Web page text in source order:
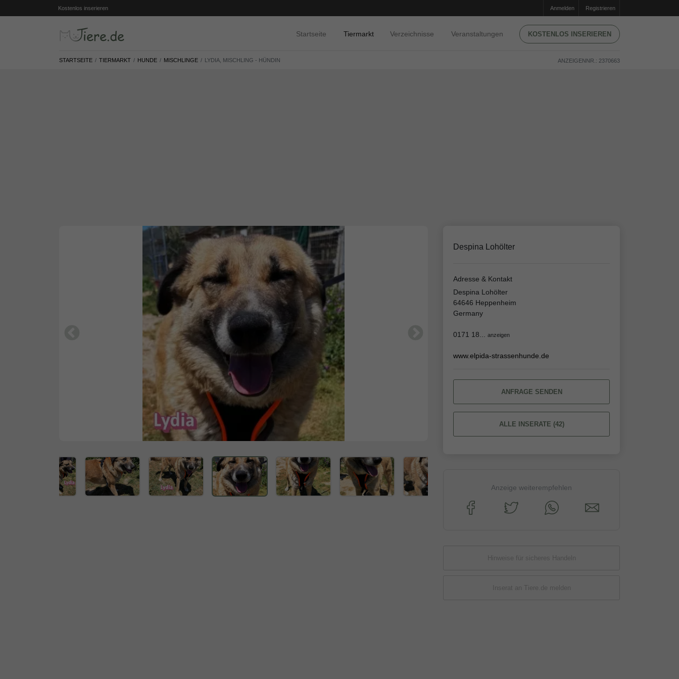
Kostenlos inserieren Anmelden Registrieren
Startseite Tiermarkt Verzeichnisse Veranstaltungen KOSTENLOS INSERIEREN
STARTSEITE TIERMARKT HUNDE MISCHLINGE LYDIA, MISCHLING - HÜNDIN ANZEIGENNR.: 2370663
Despina Lohölter
Adresse & Kontakt
Despina Lohölter
64646 Heppenheim
Germany
0171 18... anzeigen
www.elpida-strassenhunde.de
ANFRAGE SENDEN
ALLE INSERATE (42)
Anzeige weiterempfehlen
Hinweise für sicheres Handeln
Inserat an Tiere.de melden